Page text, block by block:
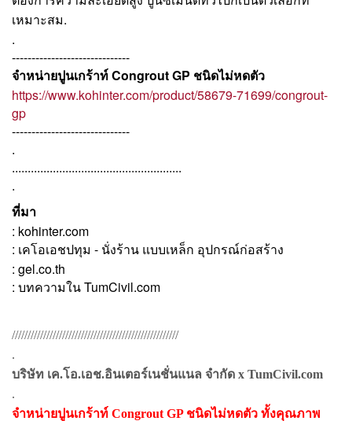
เหมาะสม.
.
------------------------------
จำหน่ายปูนเกร้าท์Congrout GP ชนิดไม่หดตัว
https://www.kohinter.com/product/58679-71699/congrout-
gp
------------------------------
.
......................................................
.
ที่มา
: kohinter.com
: เคโอเอชปทุม - นั่งร้าน แบบเหล็ก อุปกรณ์ก่อสร้าง
: gel.co.th
: บทความใน TumCivil.com
/////////////////////////////////////////////////////
.
บริษัท เค.โอ.เอช.อินเตอร์เนชั่นแนล จำกัด x TumCivil.com
.
จำหน่ายปูนเกร้าท์ Congrout GP ชนิดไม่หดตัว ทั้งคุณภาพ